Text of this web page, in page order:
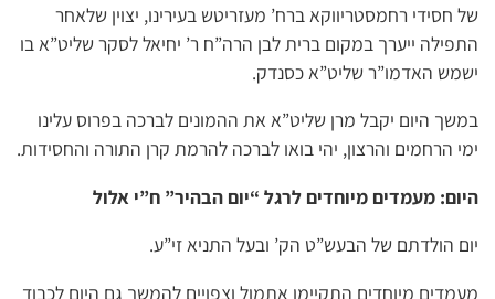
של חסידי רחמסטריווקא ברח’ מעזריטש בעירינו, יצוין שלאחר
התפילה ייערך במקום ברית לבן הרה”ח ר’ יחיאל לסקר שליט”א בו
ישמש האדמו”ר שליט”א כסנדק.
במשך היום יקבל מרן שליט”א את ההמונים לברכה בפרוס עלינו
ימי הרחמים והרצון, יהי בואו לברכה להרמת קרן התורה והחסידות.
היום: מעמדים מיוחדים לרגל “יום הבהיר” ח”י אלול
יום הולדתם של הבעש”ט הק’ ובעל התניא זי”ע.
מעמדים מיוחדים התקיימו אתמול וצפויים להמשך גם היום לכבוד